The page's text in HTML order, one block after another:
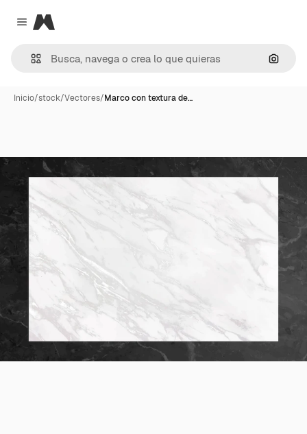
Close menu
Magnific
Inicio/stock/Vectores/Marco con textura de…